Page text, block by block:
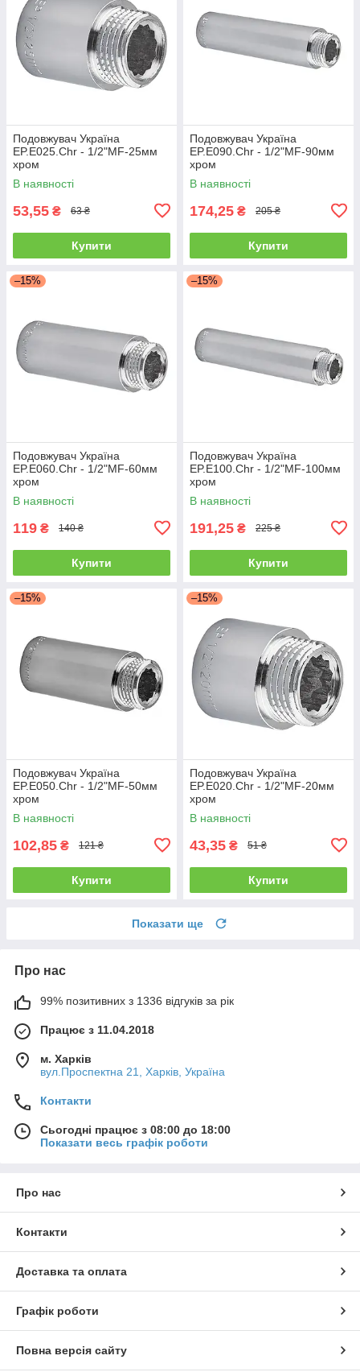
Подовжувач Україна
EP.E025.Chr - 1/2"MF-25мм
хром
В наявності
53,55 ₴ 63 ₴
Купити
Подовжувач Україна
EP.E090.Chr - 1/2"MF-90мм
хром
В наявності
174,25 ₴ 205 ₴
Купити
–15%
Подовжувач Україна
EP.E060.Chr - 1/2"MF-60мм
хром
В наявності
119 ₴ 140 ₴
Купити
–15%
Подовжувач Україна
EP.E100.Chr - 1/2"MF-100мм
хром
В наявності
191,25 ₴ 225 ₴
Купити
–15%
Подовжувач Україна
EP.E050.Chr - 1/2"MF-50мм
хром
В наявності
102,85 ₴ 121 ₴
Купити
–15%
Подовжувач Україна
EP.E020.Chr - 1/2"MF-20мм
хром
В наявності
43,35 ₴ 51 ₴
Купити
Показати ще
Про нас
99% позитивних з 1336 відгуків за рік
Працює з 11.04.2018
м. Харків
вул.Проспектна 21, Харків, Україна
Контакти
Сьогодні працює з 08:00 до 18:00
Показати весь графік роботи
Про нас
Контакти
Доставка та оплата
Графік роботи
Повна версія сайту